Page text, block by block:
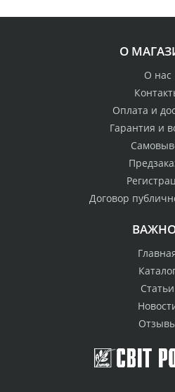
О
О нас
Оплата и
Гарантия и
Договор
Статьи